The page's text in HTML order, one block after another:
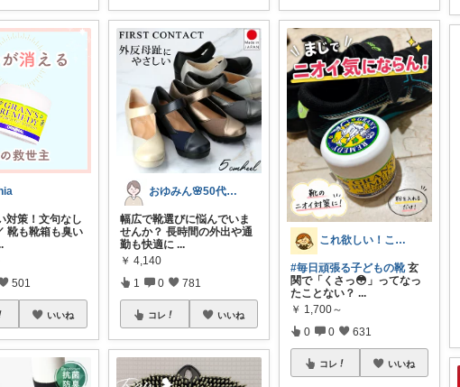
対策！文句なし
靴も靴箱も臭い
501
いいね
おゆみん🌸50代からの快適暮らし
幅広で靴選びに悩んでいま
せんか？ 長時間の外出や通
勤も快適に ...
￥ 4,140
1 0 781
コレ いいね
これ欲しい！これ良かった！©ままお
#毎日頑張る子どもの靴玄
関で「くさっ😳」ってなっ
たことない？ ...
￥ 1,700～
0 0 631
コレ いいね